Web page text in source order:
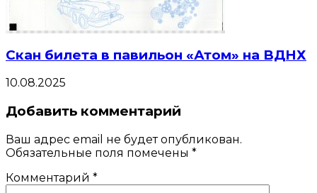
Скан билета в павильон «Атом» на ВДНХ
10.08.2025
Добавить комментарий
Ваш адрес email не будет опубликован.
Обязательные поля помечены *
Комментарий *